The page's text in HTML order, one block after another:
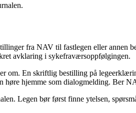
fra NAV til fastlegen eller annen
avklaring i sykefraværsoppfølgingen.
om. En skriftlig bestilling på
hjemme som dialogmelding. Ber
Legen bør først finne ytelsen,